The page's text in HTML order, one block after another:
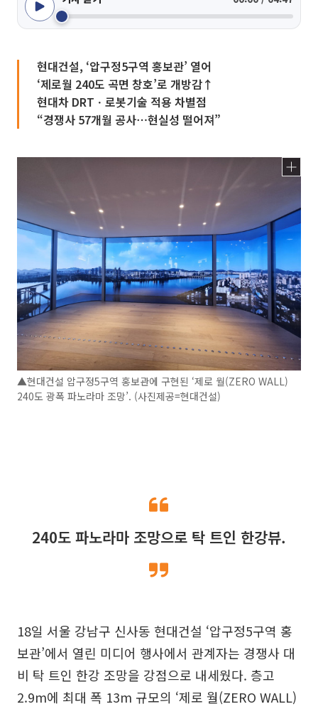
현대건설, ‘압구정5구역 홍보관’ 열어
‘제로월 240도 곡면 창호’로 개방감↑
현대차 DRTㆍ로봇기술 적용 차별점
“경쟁사 57개월 공사⋯현실성 떨어져”
▲현대건설 압구정5구역 홍보관에 구현된 ‘제로 월(ZERO WALL)
240도 광폭 파노라마 조망’. (사진제공=현대건설)
240도 파노라마 조망으로 탁 트인 한강뷰.
18일 서울 강남구 신사동 현대건설 ‘압구정5구역 홍
보관’에서 열린 미디어 행사에서 관계자는 경쟁사 대
비 탁 트인 한강 조망을 강점으로 내세웠다. 층고
2.9m에 최대 폭 13m 규모의 ‘제로 월(ZERO WALL)